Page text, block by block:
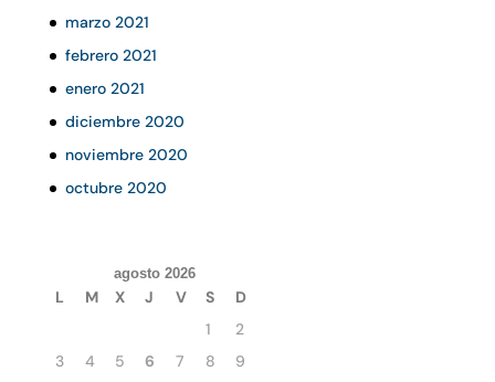
marzo 2021
febrero 2021
enero 2021
diciembre 2020
noviembre 2020
octubre 2020
agosto 2026
L M X J V S
D
1
2
3
4 5 6 7 8
9